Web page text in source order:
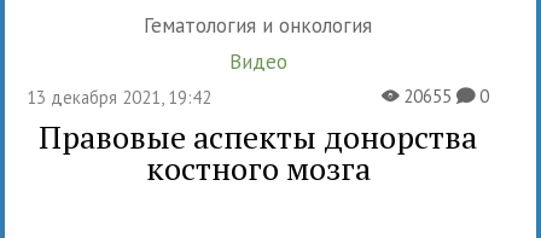
Гематология и онкология
Видео
13 декабря 2021, 19:42 X20655K0
Правовые аспекты донорства
костного мозга